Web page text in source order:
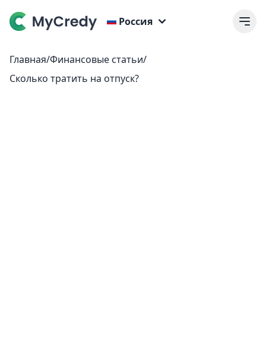
Россия
Главная/Финансовые статьи/
Сколько тратить на отпуск?